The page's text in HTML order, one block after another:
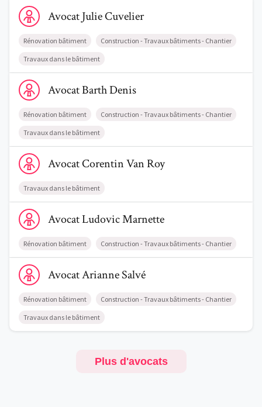
Voir le profil de AvocatJulie Cuvelier
AvocatJulieCuvelier
Rénovation bâtiment Construction - Travaux bâtiments - Chantier
Travaux dans le bâtiment
Voir le profil de AvocatBarth Denis
AvocatBarthDenis
Rénovation bâtiment Construction - Travaux bâtiments - Chantier
Travaux dans le bâtiment
Voir le profil de AvocatCorentin Van Roy
AvocatCorentinVan Roy
Travaux dans le bâtiment
Voir le profil de AvocatLudovic Marnette
AvocatLudovicMarnette
Rénovation bâtiment Construction - Travaux bâtiments - Chantier
Voir le profil de AvocatArianne Salvé
AvocatArianneSalvé
Rénovation bâtiment Construction - Travaux bâtiments - Chantier
Travaux dans le bâtiment
Plus d'avocats